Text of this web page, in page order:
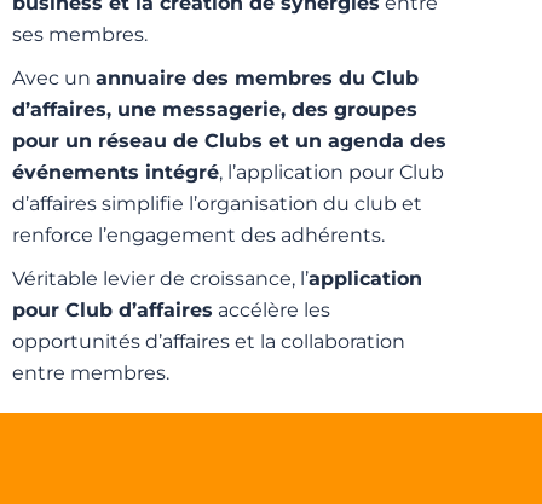
ses membres.
Avec un annuaire des membres du Club
d’affaires, une messagerie, des groupes
pour un réseau de Clubs et un agenda des
événements intégré, l’application pour Club
d’affaires simplifie l’organisation du club et
renforce l’engagement des adhérents.
Véritable levier de croissance, l’application
pour Club d’affaires accélère les
opportunités d’affaires et la collaboration
entre membres.